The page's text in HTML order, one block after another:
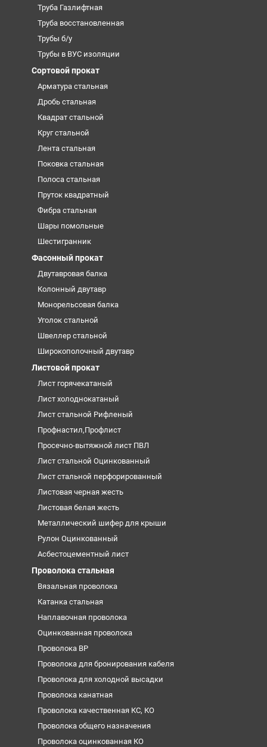
Труба Газлифтная
Труба восстановленная
Трубы б/у
Трубы в ВУС изоляции
Сортовой прокат
Арматура стальная
Дробь стальная
Квадрат стальной
Круг стальной
Лента стальная
Поковка стальная
Полоса стальная
Пруток квадратный
Фибра стальная
Шары помольные
Шестигранник
Фасонный прокат
Двутавровая балка
Колонный двутавр
Монорельсовая балка
Уголок стальной
Швеллер стальной
Широкополочный двутавр
Листовой прокат
Лист горячекатаный
Лист холоднокатаный
Лист стальной Рифленый
Профнастил,Профлист
Просечно-вытяжной лист ПВЛ
Лист стальной Оцинкованный
Лист стальной перфорированный
Листовая черная жесть
Листовая белая жесть
Металлический шифер для крыши
Рулон Оцинкованный
Асбестоцементный лист
Проволока стальная
Вязальная проволока
Катанка стальная
Наплавочная проволока
Оцинкованная проволока
Проволока ВР
Проволока для бронирования кабеля
Проволока для холодной высадки
Проволока канатная
Проволока качественная КС, КО
Проволока общего назначения
Проволока оцинкованная КО